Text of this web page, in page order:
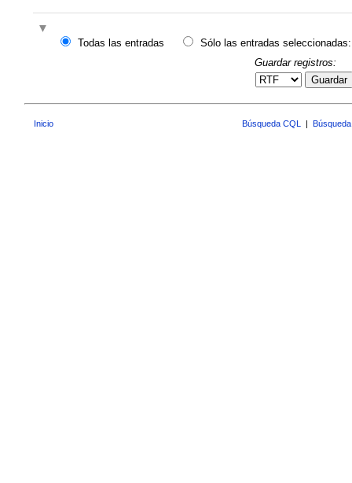
Todas las entradas
Sólo las entradas seleccionadas:
Guardar registros:
Guardar
Inicio Búsqueda CQL